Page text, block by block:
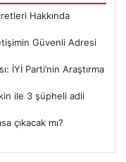
Hakkında
Güvenli Adresi
İYİ Parti’nin Araştırma
ile 3 şüpheli adli
çıkacak mı?